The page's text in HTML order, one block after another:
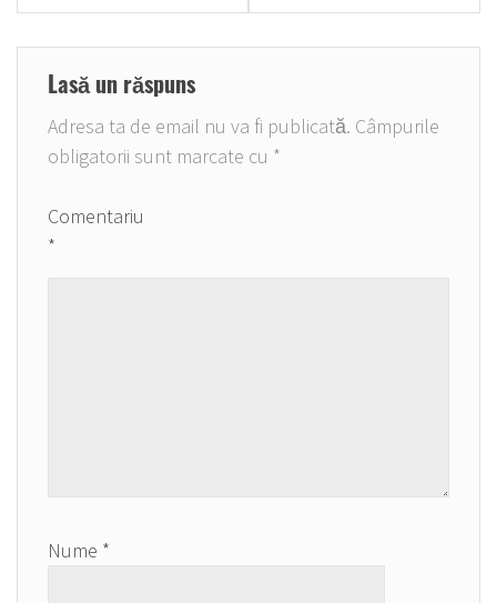
Lasă un răspuns
Adresa ta de email nu va fi publicată. Câmpurile
obligatorii sunt marcate cu *
Comentariu
*
Nume *